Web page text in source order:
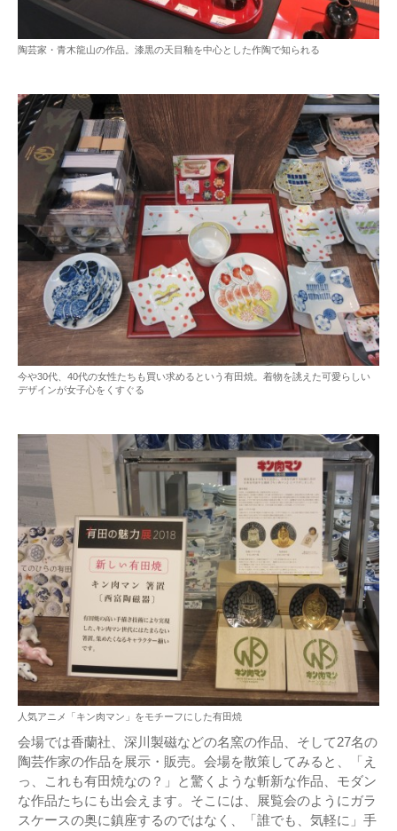
陶芸家・青木龍山の作品。漆黒の天目釉を中心とした作陶で知られる
今や30代、40代の女性たちも買い求めるという有田焼。着物を誂えた可愛らしい
デザインが女子心をくすぐる
人気アニメ「キン肉マン」をモチーフにした有田焼
会場では香蘭社、深川製磁などの名窯の作品、そして27名の
陶芸作家の作品を展示・販売。会場を散策してみると、「え
っ、これも有田焼なの？」と驚くような斬新な作品、モダン
な作品たちにも出会えます。そこには、展覧会のようにガラ
スケースの奥に鎮座するのではなく、「誰でも、気軽に」手